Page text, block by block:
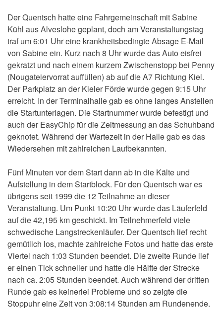
Der Quentsch hatte eine Fahrgemeinschaft mit Sabine
Kühl aus Alveslohe geplant, doch am Veranstaltungstag
traf um 6:01 Uhr eine krankheitsbedingte Absage E-Mail
von Sabine ein. Kurz nach 8 Uhr wurde das Auto eisfrei
gekratzt und nach einem kurzem Zwischenstopp bei Penny
(Nougateiervorrat auffüllen) ab auf die A7 Richtung Kiel.
Der Parkplatz an der Kieler Förde wurde gegen 9:15 Uhr
erreicht. In der Terminalhalle gab es ohne langes Anstellen
die Startunterlagen. Die Startnummer wurde befestigt und
auch der EasyChip für die Zeitmessung an das Schuhband
geknotet. Während der Wartezeit in der Halle gab es das
Wiedersehen mit zahlreichen Laufbekannten.
Fünf Minuten vor dem Start dann ab in die Kälte und
Aufstellung in dem Startblock. Für den Quentsch war es
übrigens seit 1999 die 12 Teilnahme an dieser
Veranstaltung. Um Punkt 10:20 Uhr wurde das Läuferfeld
auf die 42,195 km geschickt. Im Teilnehmerfeld viele
schwedische Langstreckenläufer. Der Quentsch lief recht
gemütlich los, machte zahlreiche Fotos und hatte das erste
Viertel nach 1:03 Stunden beendet. Die zweite Runde lief
er einen Tick schneller und hatte die Hälfte der Strecke
nach ca. 2:05 Stunden beendet. Auch während der dritten
Runde gab es keinerlei Probleme und so zeigte die
Stoppuhr eine Zeit von 3:08:14 Stunden am Rundenende.